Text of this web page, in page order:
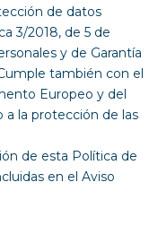
de datos
3/2018, de 5 de
y de Garantía
también con el
Europeo y del
a la protección de las
de esta Política de
en el Aviso